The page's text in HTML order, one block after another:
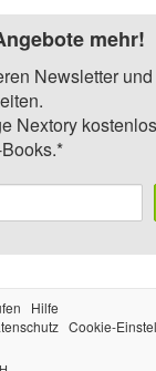
mehr!
Newsletter
Nextory
Hilfe
Cookie-